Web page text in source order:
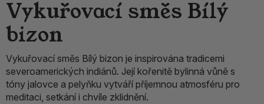
Vykuřovací směs Bílý
bizon
Vykuřovací směs Bílý bizon je inspirována tradicemi
severoamerických indiánů. Její kořenitě bylinná vůně s
tóny jalovce a pelyňku vytváří příjemnou atmosféru pro
meditaci, setkání i chvíle zklidnění.